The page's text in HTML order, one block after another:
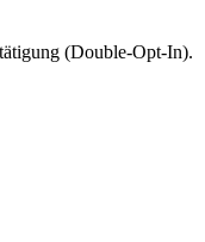
(Double-Opt-In).